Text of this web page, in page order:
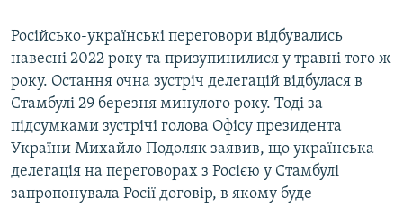
Російсько-українські переговори відбувались
навесні 2022 року та призупинилися у травні того ж
року. Остання очна зустріч делегацій відбулася в
Стамбулі 29 березня минулого року. Тоді за
підсумками зустрічі голова Офісу президента
України Михайло Подоляк заявив, що українська
делегація на переговорах з Росією у Стамбулі
запропонувала Росії договір, в якому буде